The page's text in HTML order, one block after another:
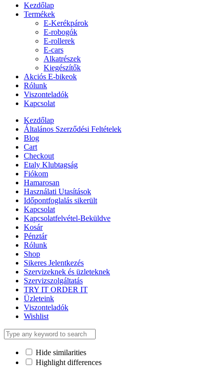
Kezdőlap
Termékek
E-Kerékpárok
E-robogók
E-rollerek
E-cars
Alkatrészek
Kiegészítők
Akciós E-bikeok
Rólunk
Viszonteladók
Kapcsolat
Kezdőlap
Általános Szerződési Feltételek
Blog
Cart
Checkout
Etaly Klubtagság
Fiókom
Hamarosan
Használati Utasítások
Időpontfoglalás sikerült
Kapcsolat
Kapcsolatfelvétel-Beküldve
Kosár
Pénztár
Rólunk
Shop
Sikeres Jelentkezés
Szervizeknek és üzleteknek
Szervizszolgáltatás
TRY IT ORDER IT
Üzleteink
Viszonteladók
Wishlist
Hide similarities
Highlight differences